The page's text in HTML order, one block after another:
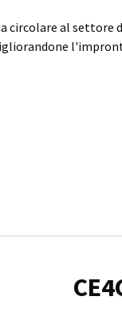
circolare al settore